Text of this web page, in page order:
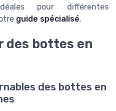
pour différentes
guide spécialisé.
des bottes en
des bottes en